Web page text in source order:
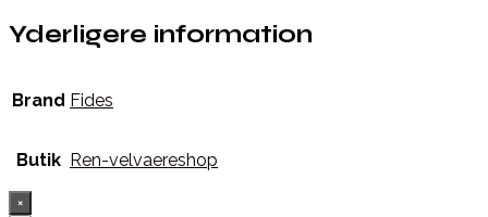
Yderligere information
Brand Fides
Butik Ren-velvaereshop
×